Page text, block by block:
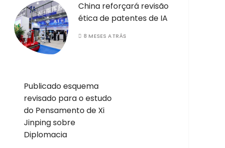
China reforçará revisão
ética de patentes de IA
8 MESES ATRÁS
Publicado esquema
revisado para o estudo
do Pensamento de Xi
Jinping sobre
Diplomacia